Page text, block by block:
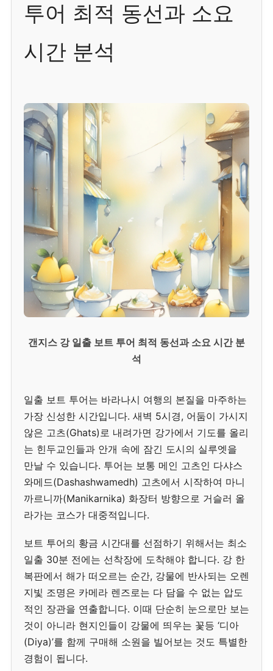
투어 최적 동선과 소요
시간 분석
갠지스 강 일출 보트 투어 최적 동선과 소요 시간 분
석
일출 보트 투어는 바라나시 여행의 본질을 마주하는
가장 신성한 시간입니다. 새벽 5시경, 어둠이 가시지
않은 고츠(Ghats)로 내려가면 강가에서 기도를 올리
는 힌두교인들과 안개 속에 잠긴 도시의 실루엣을
만날 수 있습니다. 투어는 보통 메인 고츠인 다샤스
와메드(Dashashwamedh) 고츠에서 시작하여 마니
까르니까(Manikarnika) 화장터 방향으로 거슬러 올
라가는 코스가 대중적입니다.
보트 투어의 황금 시간대를 선점하기 위해서는 최소
일출 30분 전에는 선착장에 도착해야 합니다. 강 한
복판에서 해가 떠오르는 순간, 강물에 반사되는 오렌
지빛 조명은 카메라 렌즈로는 다 담을 수 없는 압도
적인 장관을 연출합니다. 이때 단순히 눈으로만 보는
것이 아니라 현지인들이 강물에 띄우는 꽃등 ‘디아
(Diya)’를 함께 구매해 소원을 빌어보는 것도 특별한
경험이 됩니다.